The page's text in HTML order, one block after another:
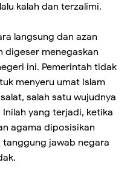
kalah dan terzalimi.
langsung dan azan
digeser menegaskan
ini. Pemerintah tidak
menyeru umat Islam
salah satu wujudnya
yang terjadi, ketika
agama diposisikan
jawab negara